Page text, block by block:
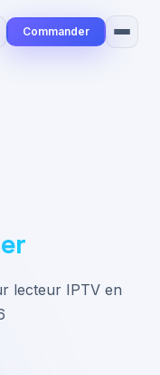
Commander
lecteur IPTV en